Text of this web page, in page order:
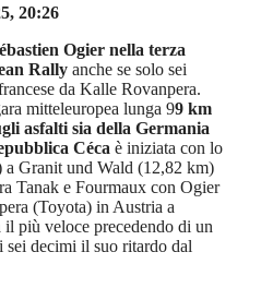
20:26
Ogier nella terza
Rally anche se solo sei
da Kalle Rovanpera.
mitteleuropea lunga 99 km
asfalti sia della Germania
Céca è iniziata con lo
Granit und Wald (12,82 km)
Tanak e Fourmaux con Ogier
(Toyota) in Austria a
più veloce precedendo di un
sei decimi il suo ritardo dal